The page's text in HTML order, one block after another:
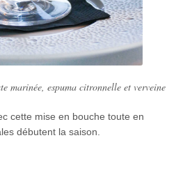
marinée, espuma citronnelle et verveine
cette mise en bouche toute en
débutent la saison.